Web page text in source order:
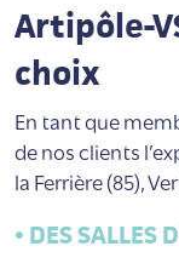
Artipôle-
choix
En tant que
de nos clients
la Ferrière (85),
• DES SALLES